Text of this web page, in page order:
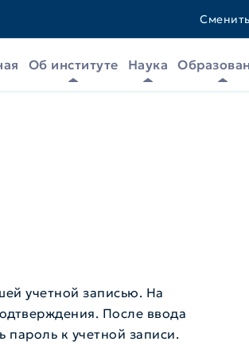
Об институте Наука
учетной записью. На
После ввода
к учетной записи.